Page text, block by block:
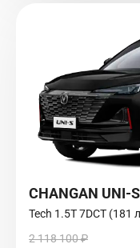
CHANGAN UNI-S
Tech 1.5T 7DCT (181
2 118 100 ₽